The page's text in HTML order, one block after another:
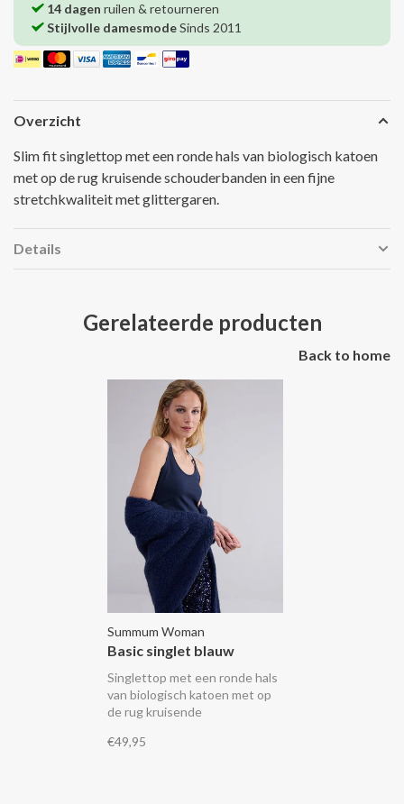
14 dagen ruilen & retourneren
Stijlvolle damesmodeSinds 2011
Overzicht
Slim fit singlettop met een ronde hals van biologisch katoen
met op de rug kruisende schouderbanden in een fijne
stretchkwaliteit met glittergaren.
Details
Gerelateerde producten
Back to home
Summum Woman
Basic singlet blauw
Singlettop met een ronde hals
van biologisch katoen met op
de rug kruisende
stretchkwaliteit met
€49,95